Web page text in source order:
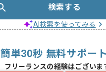
検索する
AI検索を使ってみる
簡単30秒 無料サポー
フリーランスの経験はございま